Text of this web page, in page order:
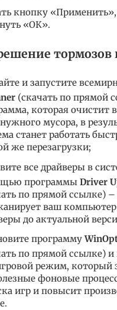
кнопку «Применить»,
«ОК».
тормозов
и запустите
(скачать по прямой
которая очистит
мусора, в
станет работать
же перезагрузки;
все драйверы в
программы Driver
по прямой ссылке) –
ваш
до актуальной
программу
по прямой ссылке)
режим, который
фоновые
игр и повысит